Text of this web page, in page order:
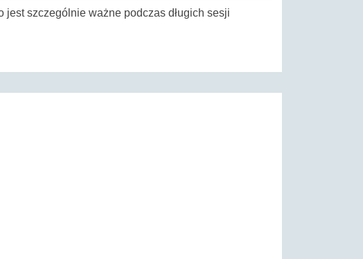
szczególnie ważne podczas długich sesji